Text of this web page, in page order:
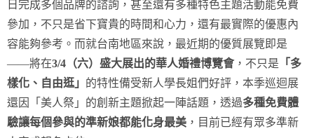
日完成多個品牌的諮詢，甚至還有多種特色主題活動能免費
參加，不只是省下寶貴的時間和心力，還有最實際的優惠內
容能夠參考。而就台南地區來說，最近期的優質展覽即是
——將在3/4（六）盛大展出的華人婚禮博覽會，不只是 「多
樣化 、自由逛」 的特性備受新人學長姐們好評，本季巡迴展
還因「美人祭」的創新主題掀起一陣話題，透過多種免費體
驗讓每個參與的準新娘都能化身最美 ，目前已經有眾多準新